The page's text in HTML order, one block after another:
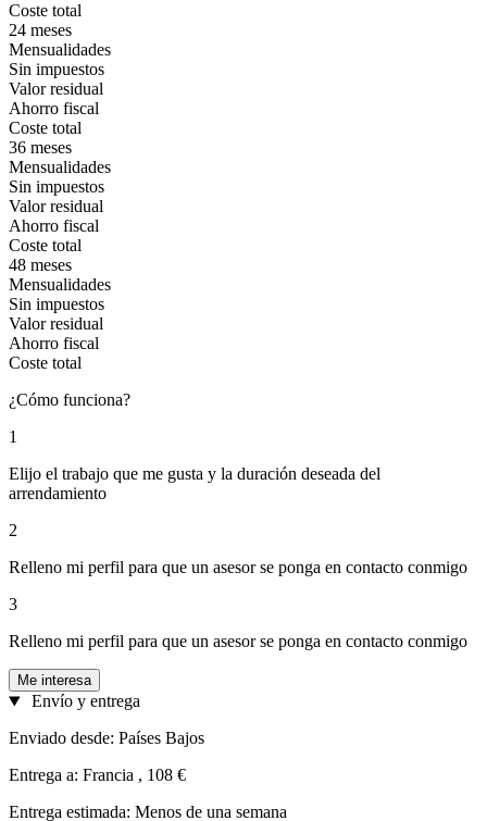
Coste total
24 meses
Mensualidades
Sin impuestos
Valor residual
Ahorro fiscal
Coste total
36 meses
Mensualidades
Sin impuestos
Valor residual
Ahorro fiscal
Coste total
48 meses
Mensualidades
Sin impuestos
Valor residual
Ahorro fiscal
Coste total
¿Cómo funciona?
1
Elijo el trabajo que me gusta y la duración deseada del
arrendamiento
2
Relleno mi perfil para que un asesor se ponga en contacto conmigo
3
Relleno mi perfil para que un asesor se ponga en contacto conmigo
Me interesa
Envío y entrega
Enviado desde: Países Bajos
Entrega a: Francia , 108 €
Entrega estimada: Menos de una semana